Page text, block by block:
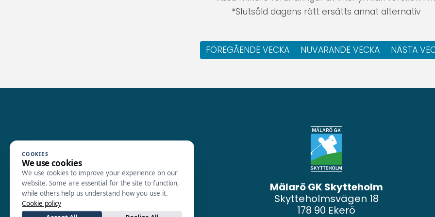
*Slutsåld dagens rätt ersätts annat alternativ
FÖREGÅENDE VECKA NUVARANDE VECKA NÄSTA
Mälarö GK Skytteholm
Skytteholmsvägen 18
178 90 Ekerö
COOKIES
We use cookies
We use cookies to improve your experience on our
website. Some are essential for the site to function,
while others help us understand how you use it.
Cookie policy